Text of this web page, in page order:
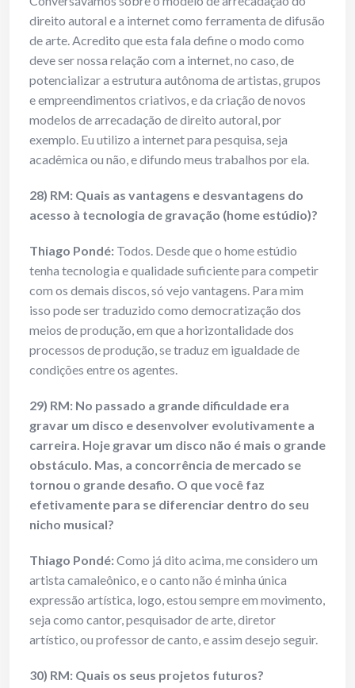
direito autoral e a internet como ferramenta de difusão
de arte. Acredito que esta fala define o modo como
deve ser nossa relação com a internet, no caso, de
potencializar a estrutura autônoma de artistas, grupos
e empreendimentos criativos, e da criação de novos
modelos de arrecadação de direito autoral, por
exemplo. Eu utilizo a internet para pesquisa, seja
acadêmica ou não, e difundo meus trabalhos por ela.
28) RM: Quais as vantagens e desvantagens do
acesso à tecnologia de gravação (home estúdio)?
Thiago Pondé: Todos. Desde que o home estúdio
tenha tecnologia e qualidade suficiente para competir
com os demais discos, só vejo vantagens. Para mim
isso pode ser traduzido como democratização dos
meios de produção, em que a horizontalidade dos
processos de produção, se traduz em igualdade de
condições entre os agentes.
29) RM: No passado a grande dificuldade era
gravar um disco e desenvolver evolutivamente a
carreira. Hoje gravar um disco não é mais o grande
obstáculo. Mas, a concorrência de mercado se
tornou o grande desafio. O que você faz
efetivamente para se diferenciar dentro do seu
nicho musical?
Thiago Pondé:Como já dito acima, me considero um
artista camaleônico, e o canto não é minha única
expressão artística, logo, estou sempre em movimento,
seja como cantor, pesquisador de arte, diretor
artístico, ou professor de canto, e assim desejo seguir.
30) RM: Quais os seus projetos futuros?